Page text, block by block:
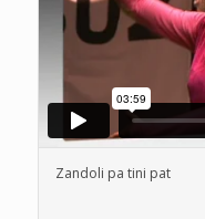
Zandoli pa tini pat